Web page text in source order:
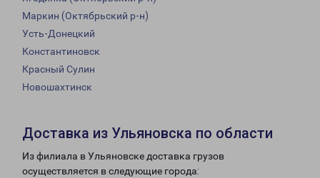
Маркин (Октябрьский р-н)
Усть-Донецкий
Константиновск
Красный Сулин
Новошахтинск
Доставка из Ульяновска по области
Из филиала в Ульяновске доставка грузов
осуществляется в следующие города: